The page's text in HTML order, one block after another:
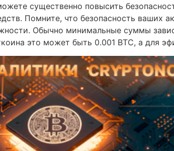
существенно повысить
Помните, что безопасность ваших
Обычно минимальные суммы
это может быть 0.001 BTC, а для